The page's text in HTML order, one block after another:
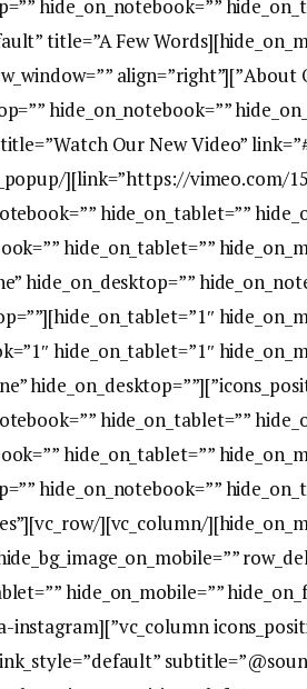
hide_on_notebook=””
title=”A Few Words
new_window=”” align=”right”
hide_on_notebook=””
hide_on_desktop=””
hide_on_desktop=””
hide_on_notebook=””